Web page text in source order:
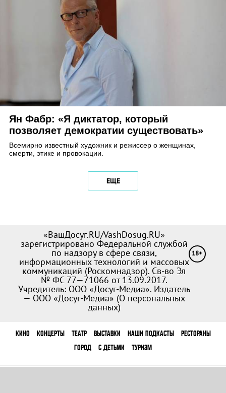
Ян Фабр: «Я диктатор, который
позволяет демократии существовать»
Всемирно известный художник и режиссер о женщинах,
смерти, этике и провокации.
ЕЩЕ
«ВашДосуг.RU/VashDosug.RU»
зарегистрировано Федеральной службой
по надзору в сфере связи,
информационных технологий и массовых
коммуникаций (Роскомнадзор). Св-во Эл
№ ФС 77—71066 от 13.09.2017.
Учредитель: ООО «Досуг-Медиа». Издатель
— ООО «Досуг-Медиа» (О персональных
данных)
18+
КИНО КОНЦЕРТЫ ТЕАТР ВЫСТАВКИ НАШИ ПОДКАСТЫ
РЕСТОРАНЫ
ГОРОД
С ДЕТЬМИ ТУРИЗМ